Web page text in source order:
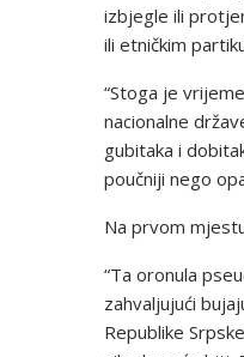
izbjegle ili
ili etničkim
“Stoga je
nacionalne
gubitaka i
poučniji nego
Na prvom
“Ta oronula
zahvaljujući
Republike